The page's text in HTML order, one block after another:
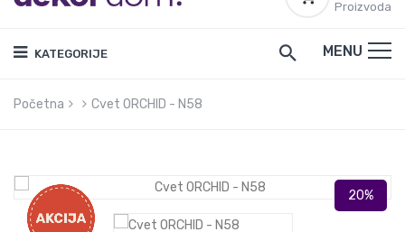
Proizvoda
KATEGORIJE MENU
Početna Cvet ORCHID - N58